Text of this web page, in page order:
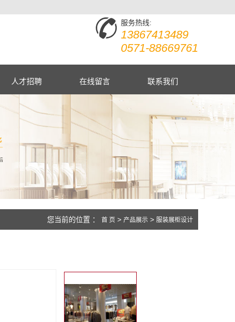
服务热线:
13867413489
0571-88669761
人才招聘 在线留言 联系我们
您当前的位置 ： 首 页 > 产品展示 > 服装展柜设计